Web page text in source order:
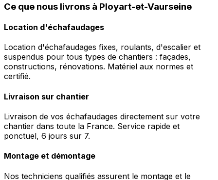
Ce que nous livrons à Ployart-et-Vaurseine
Location d'échafaudages
Location d'échafaudages fixes, roulants, d'escalier et
suspendus pour tous types de chantiers : façades,
constructions, rénovations. Matériel aux normes et
certifié.
Livraison sur chantier
Livraison de vos échafaudages directement sur votre
chantier dans toute la France. Service rapide et
ponctuel, 6 jours sur 7.
Montage et démontage
Nos techniciens qualifiés assurent le montage et le